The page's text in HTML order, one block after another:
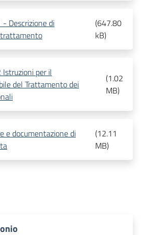
Descrizione di
(647.80
kB)
per il
del Trattamento dei
(1.02
MB)
e documentazione di
(12.11
MB)